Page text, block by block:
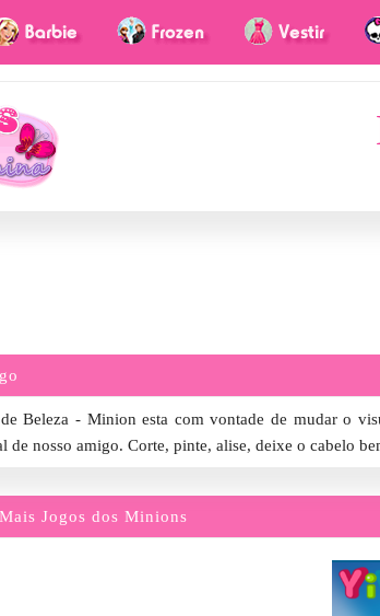
Beleza - Minion esta com vontade de mudar o
de nosso amigo. Corte, pinte, alise, deixe o cabelo
Mais Jogos dos Minions